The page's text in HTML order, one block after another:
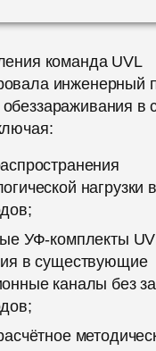
команда UVL
инженерный
в
нагрузки
УФ-комплекты
в существующие
каналы без